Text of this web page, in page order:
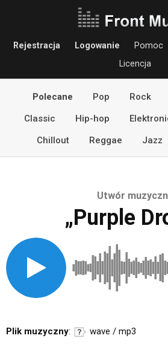
Rejestracja Logowanie Pomoc
Licencja
Polecane Pop Rock
Classic
Hip-hop
Chillout
Reggae Jazz
Utwór
„Purple
Plik muzyczny:
wave / mp3